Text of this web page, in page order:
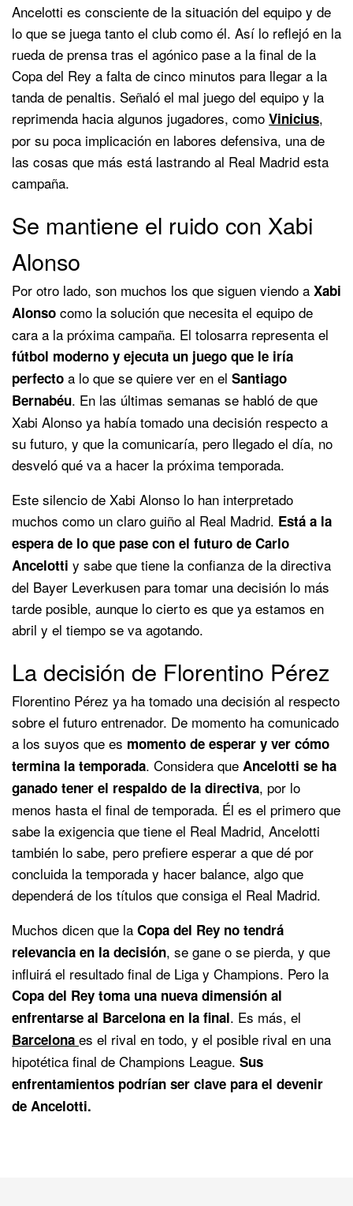
Ancelotti es consciente de la situación del equipo y de
lo que se juega tanto el club como él. Así lo reflejó en la
rueda de prensa tras el agónico pase a la final de la
Copa del Rey a falta de cinco minutos para llegar a la
tanda de penaltis. Señaló el mal juego del equipo y la
reprimenda hacia algunos jugadores, como Vinicius,
por su poca implicación en labores defensiva, una de
las cosas que más está lastrando al Real Madrid esta
campaña.
Se mantiene el ruido con Xabi
Alonso
Por otro lado, son muchos los que siguen viendo a Xabi
Alonso como la solución que necesita el equipo de
cara a la próxima campaña. El tolosarra representa el
fútbol moderno y ejecuta un juego que le iría
perfecto a lo que se quiere ver en el Santiago
Bernabéu. En las últimas semanas se habló de que
Xabi Alonso ya había tomado una decisión respecto a
su futuro, y que la comunicaría, pero llegado el día, no
desveló qué va a hacer la próxima temporada.
Este silencio de Xabi Alonso lo han interpretado
muchos como un claro guiño al Real Madrid. Está a la
espera de lo que pase con el futuro de Carlo
Ancelotti y sabe que tiene la confianza de la directiva
del Bayer Leverkusen para tomar una decisión lo más
tarde posible, aunque lo cierto es que ya estamos en
abril y el tiempo se va agotando.
La decisión de Florentino Pérez
Florentino Pérez ya ha tomado una decisión al respecto
sobre el futuro entrenador. De momento ha comunicado
a los suyos que es momento de esperar y ver cómo
termina la temporada. Considera que Ancelotti se ha
ganado tener el respaldo de la directiva, por lo
menos hasta el final de temporada. Él es el primero que
sabe la exigencia que tiene el Real Madrid, Ancelotti
también lo sabe, pero prefiere esperar a que dé por
concluida la temporada y hacer balance, algo que
dependerá de los títulos que consiga el Real Madrid.
Muchos dicen que la Copa del Rey no tendrá
relevancia en la decisión, se gane o se pierda, y que
influirá el resultado final de Liga y Champions. Pero la
Copa del Rey toma una nueva dimensión al
enfrentarse al Barcelona en la final. Es más, el
Barcelona es el rival en todo, y el posible rival en una
hipotética final de Champions League. Sus
enfrentamientos podrían ser clave para el devenir
de Ancelotti.